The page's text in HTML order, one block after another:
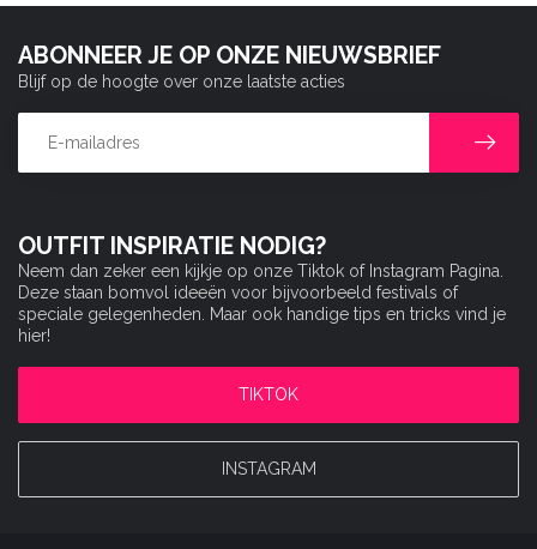
OUTFIT INSPIRATIE NODIG?
Neem dan zeker een kijkje op onze Tiktok of Instagram Pagina.
Deze staan bomvol ideeën voor bijvoorbeeld festivals of
speciale gelegenheden. Maar ook handige tips en tricks vind je
hier!
TIKTOK
INSTAGRAM
ABONNEER JE OP ONZE NIEUWSBRIEF
Blijf op de hoogte over onze laatste acties